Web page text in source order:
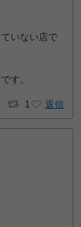
いない店で
す。
1 返信